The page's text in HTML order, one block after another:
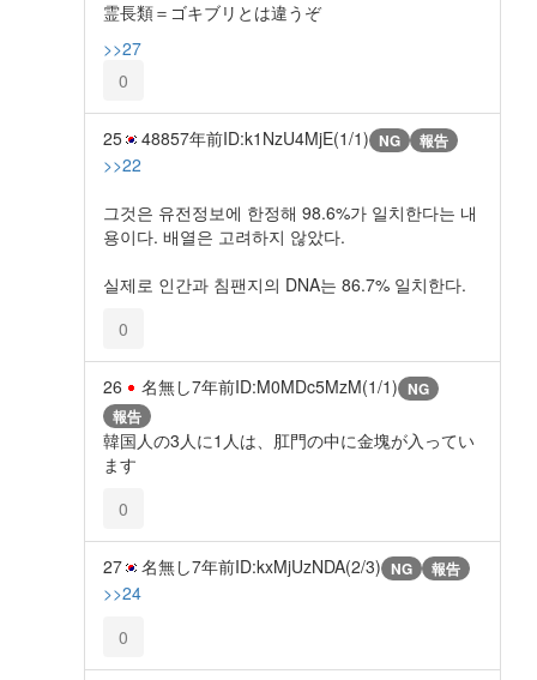
霊長類＝ゴキブリとは違うぞ
>>27
0
25 48857年前ID:k1NzU4MjE(1/1) NG 報告
>>22
그것은 유전정보에 한정해 98.6%가 일치한다는 내
용이다. 배열은 고려하지 않았다.
실제로 인간과 침팬지의 DNA는 86.7% 일치한다.
0
26 名無し7年前ID:M0MDc5MzM(1/1) NG
報告
韓国人の3人に1人は、肛門の中に金塊が入ってい
ます
0
27 名無し7年前ID:kxMjUzNDA(2/3) NG 報告
>>24
0